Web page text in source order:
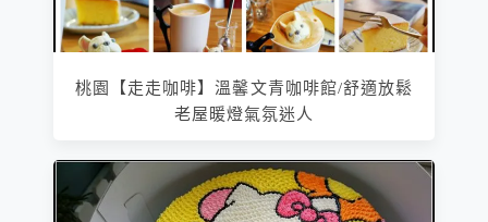
桃園【走走咖啡】溫馨文青咖啡館/舒適放鬆
老屋暖燈氣氛迷人